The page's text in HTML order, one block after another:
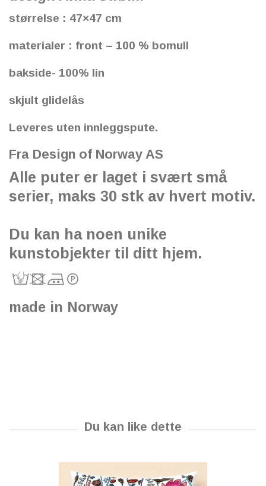
størrelse : 47×47 cm
materialer : front – 100 % bomull
bakside- 100% lin
skjult glidelås
Leveres uten innleggspute.
Fra Design of Norway AS
Alle puter er laget i svært små
serier, maks 30 stk av hvert motiv.
Du kan ha noen unike
kunstobjekter til ditt hjem.
made in Norway